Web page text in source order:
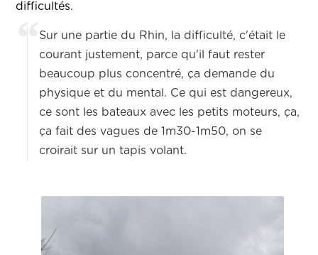
difficultés.
Sur une partie du Rhin, la difficulté, c'était le
courant justement, parce qu'il faut rester
beaucoup plus concentré, ça demande du
physique et du mental. Ce qui est dangereux,
ce sont les bateaux avec les petits moteurs, ça,
ça fait des vagues de1m30-1m50, on se
croirait sur un tapis volant.